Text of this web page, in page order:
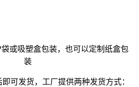
或吸塑盒包装，也可以定制纸盒包
装
可发货，工厂提供两种发货方式：